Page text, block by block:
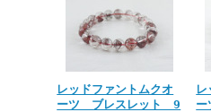
レッドファントムクオ
ーツ ブレスレット 9